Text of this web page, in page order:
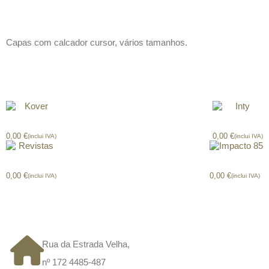
Capas com calcador cursor, vários tamanhos.
0,00 €(inclui IVA) 0,00 €(inclui IVA)
0,00 €(inclui IVA) 0,00 €(inclui IVA)
Rua da Estrada Velha,
nº 172 4485-487